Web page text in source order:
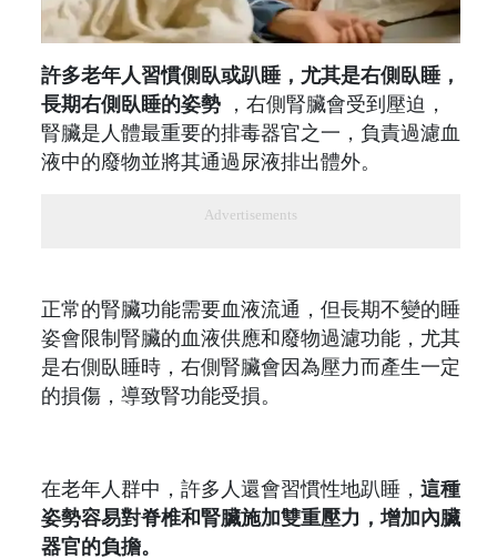
許多老年人習慣側臥或趴睡，尤其是右側臥睡，
長期右側臥睡的姿勢 ，右側腎臟會受到壓迫，
腎臟是人體最重要的排毒器官之一，負責過濾血
液中的廢物並將其通過尿液排出體外。
Advertisements
正常的腎臟功能需要血液流通，但長期不變的睡
姿會限制腎臟的血液供應和廢物過濾功能，尤其
是右側臥睡時，右側腎臟會因為壓力而產生一定
的損傷，導致腎功能受損。
在老年人群中，許多人還會習慣性地趴睡， 這種
姿勢容易對脊椎和腎臟施加雙重壓力，增加內臟
器官的負擔。